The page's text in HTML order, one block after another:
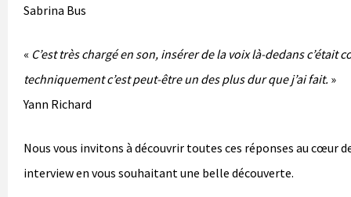
Sabrina Bus
« C’est très chargé en son, insérer de la voix là-dedans c’était
techniquement c’est peut-être un des plus dur que j’ai fait. »
Yann Richard
Nous vous invitons à découvrir toutes ces réponses au cœur
interview en vous souhaitant une belle découverte.